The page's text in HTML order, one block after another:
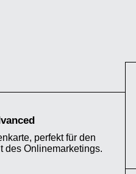
perfekt für den
des Onlinemarketings.